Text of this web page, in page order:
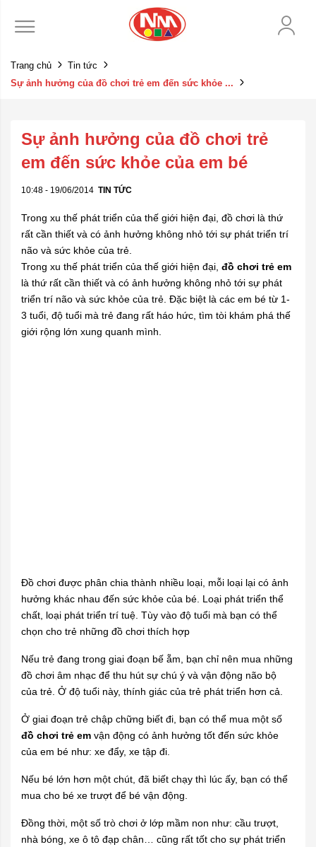
Trang chủ
Tin tức
Sự ảnh hưởng của đồ chơi trẻ em đến sức khỏe ...
Sự ảnh hưởng của đồ chơi trẻ
em đến sức khỏe của em bé
10:48 - 19/06/2014 TIN TỨC
Trong xu thế phát triển của thế giới hiện đại, đồ chơi là thứ
rất cần thiết và có ảnh hưởng không nhỏ tới sự phát triển trí
não và sức khỏe của trẻ.
Trong xu thế phát triển của thế giới hiện đại, đồ chơi trẻ em
là thứ rất cần thiết và có ảnh hưởng không nhỏ tới sự phát
triển trí não và sức khỏe của trẻ. Đặc biệt là các em bé từ 1-
3 tuổi, độ tuổi mà trẻ đang rất háo hức, tìm tòi khám phá thế
giới rộng lớn xung quanh mình.
Đồ chơi được phân chia thành nhiều loại, mỗi loại lại có ảnh
hưởng khác nhau đến sức khỏe của bé. Loại phát triển thể
chất, loại phát triển trí tuệ. Tùy vào độ tuổi mà bạn có thể
chọn cho trẻ những đồ chơi thích hợp
Nếu trẻ đang trong giai đoạn bế ẵm, bạn chỉ nên mua những
đồ chơi âm nhạc để thu hút sự chú ý và vận động não bộ
của trẻ. Ở độ tuổi này, thính giác của trẻ phát triển hơn cả.
Ở giai đoạn trẻ chập chững biết đi, bạn có thể mua một số
đồ chơi trẻ em vận động có ảnh hưởng tốt đến sức khỏe
của em bé như: xe đẩy, xe tập đi
Nếu bé lớn hơn một chút, đã biết chạy thì lúc ấy, bạn có thể
mua cho bé xe trượt để bé vận động.
Đồng thời, một số trò chơi ở lớp mầm non như: cầu trượt,
nhà bóng, xe ô tô đạp chân… cũng rất tốt cho sự phát triển